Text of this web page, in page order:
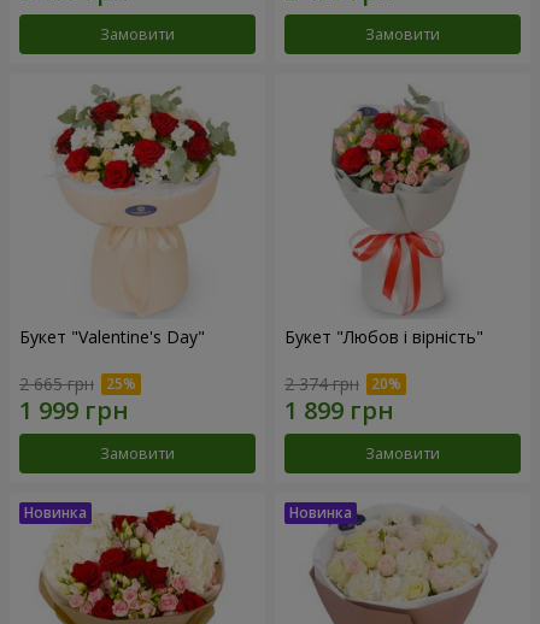
Замовити Замовити
Букет "Valentine's Day"
2 665 грн
Замовити
Букет "Любов і вірність"
2 374 грн
Замовити